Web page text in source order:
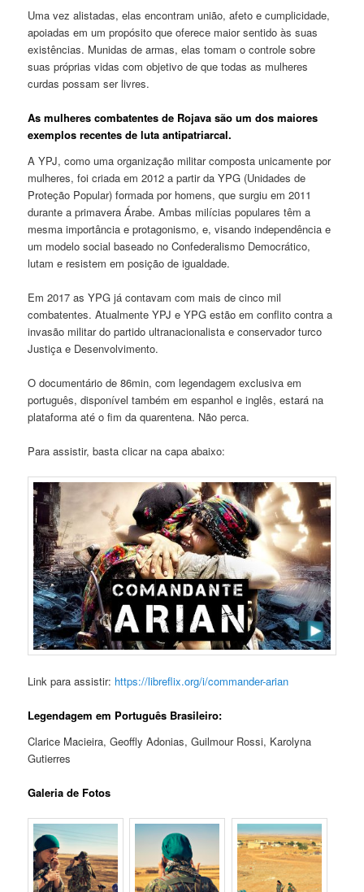
Uma vez alistadas, elas encontram união, afeto e cumplicidade,
apoiadas em um propósito que oferece maior sentido às suas
existências. Munidas de armas, elas tomam o controle sobre
suas próprias vidas com objetivo de que todas as mulheres
curdas possam ser livres.
As mulheres combatentes de Rojava são um dos maiores
exemplos recentes de luta antipatriarcal.
A YPJ, como uma organização militar composta unicamente por
mulheres, foi criada em 2012 a partir da YPG (Unidades de
Proteção Popular) formada por homens, que surgiu em 2011
durante a primavera Árabe. Ambas milícias populares têm a
mesma importância e protagonismo, e, visando independência e
um modelo social baseado no Confederalismo Democrático,
lutam e resistem em posição de igualdade.
Em 2017 as YPG já contavam com mais de cinco mil
combatentes. Atualmente YPJ e YPG estão em conflito contra a
invasão militar do partido ultranacionalista e conservador turco
Justiça e Desenvolvimento.
O documentário de 86min, com legendagem exclusiva em
português, disponível também em espanhol e inglês, estará na
plataforma até o fim da quarentena. Não perca.
Para assistir, basta clicar na capa abaixo:
Link para assistir: https://libreflix.org/i/commander-arian
Legendagem em Português Brasileiro:
Clarice Macieira, Geoffly Adonias, Guilmour Rossi, Karolyna
Gutierres
Galeria de Fotos